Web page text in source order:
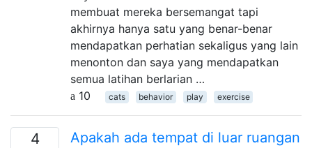
membuat mereka bersemangat tapi
akhirnya hanya satu yang benar-benar
mendapatkan perhatian sekaligus yang lain
menonton dan saya yang mendapatkan
semua latihan berlarian …
10
cats behavior play exercise
4
Apakah ada tempat di luar ruangan